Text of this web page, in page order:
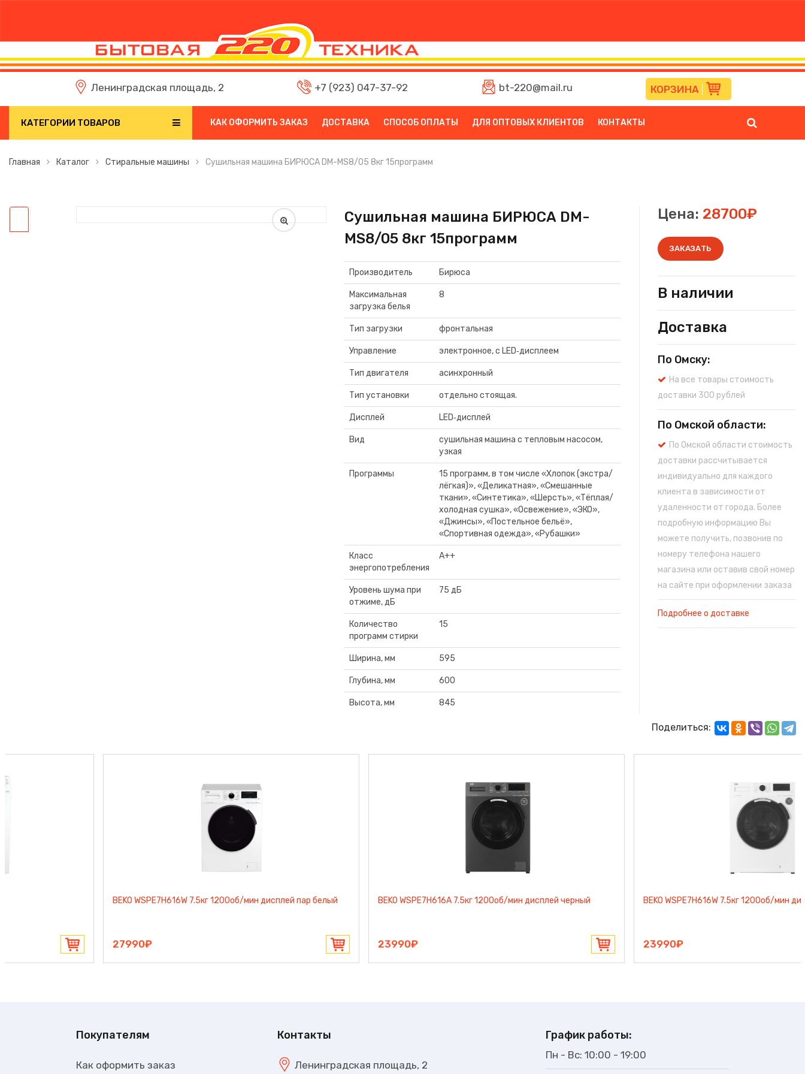
Ленинградская площадь, 2 +7 (923) 047-37-92 bt-220@mail.ru КОРЗИНА
КАТЕГОРИИ ТОВАРОВ КАК ОФОРМИТЬ ЗАКАЗ ДОСТАВКА СПОСОБ ОПЛАТЫ ДЛЯ ОПТОВЫХ КЛИЕНТОВ КОНТАКТЫ
Главная Каталог Стиральные машины Сушильная машина БИРЮСА DM-MS8/05 8кг 15программ
Сушильная машина БИРЮСА DM-
MS8/05 8кг 15программ
Производитель Бирюса
Максимальная
загрузка белья
8
Тип загрузки фронтальная
Управление электронное, с LED‑дисплеем
Тип двигателя асинхронный
Тип установки отдельно стоящая.
Дисплей LED‑дисплей
Вид
сушильная машина с тепловым насосом,
узкая
Программы
15 программ, в том числе «Хлопок (экстра/
лёгкая)», «Деликатная», «Смешанные
ткани», «Синтетика», «Шерсть», «Тёплая/
холодная сушка», «Освежение», «ЭКО»,
«Джинсы», «Постельное бельё»,
«Спортивная одежда», «Рубашки»
Класс
энергопотребления
A++
Уровень шума при
отжиме, дБ
75 дБ
Количество
программ стирки
15
Ширина, мм 595
Глубина, мм 600
Высота, мм 845
Цена: 28700₽
ЗАКАЗАТЬ
В наличии
Доставка
По Омску:
На все товары стоимость
доставки 300 рублей
По Омской области:
По Омской области стоимость
доставки рассчитывается
индивидуально для каждого
клиента в зависимости от
удаленности от города. Более
подробную информацию Вы
можете получить, позвонив по
номеру телефона нашего
магазина или оставив свой номер
на сайте при оформлении заказа
Подробнее о доставке
Поделиться:
BEKO WSPE7H616W 7.5кг 1200об/мин дисплей пар белый BEKO WSPE7H616A 7.5кг 1200об/мин дисплей черный BEKO WSPE7H616W 7.5кг 1200об/мин дисплей пар белый
Покупателям
Как оформить заказ
Контакты
Ленинградская площадь, 2
График работы:
Пн - Вс: 10:00 - 19:00